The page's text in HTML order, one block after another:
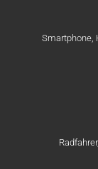
Smartphone,